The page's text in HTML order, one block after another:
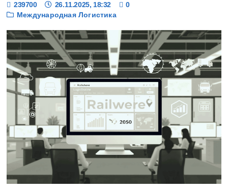
239700 26.11.2025, 18:32
0
Международная Логистика